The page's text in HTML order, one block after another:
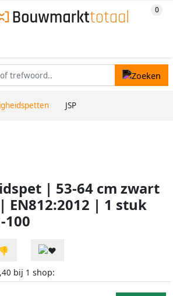
JSP
| 53-64 cm zwart
EN812:2012 | 1 stuk
100
bij 1 shop: